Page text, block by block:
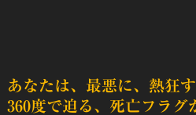
あなたは、最悪に、熱狂す
360度で迫る、死亡フラグ